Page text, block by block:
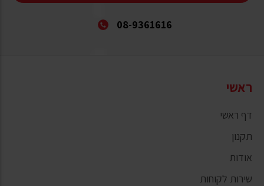
08-9361616
ראשי
דף ראשי
תקנון
אודות
שירות לקוחות